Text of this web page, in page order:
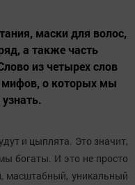
маски для волос,
а также часть
из четырех слов
мифов, о которых мы
и цыплята. Это значит,
богаты. И это не просто
масштабный, уникальный